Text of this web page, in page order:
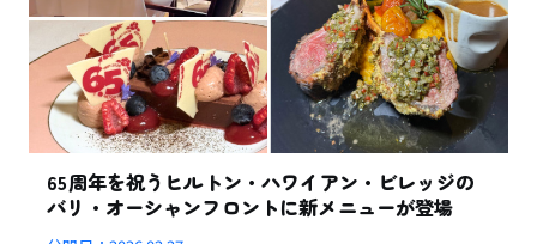
65周年を祝うヒルトン・ハワイアン・ビレッジの
バリ・オーシャンフロントに新メニューが登場